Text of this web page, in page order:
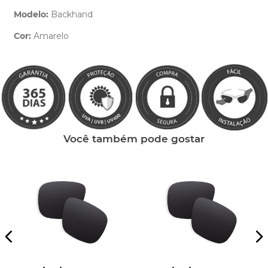
Modelo: Backhand
Cor: Amarelo
Você também pode gostar